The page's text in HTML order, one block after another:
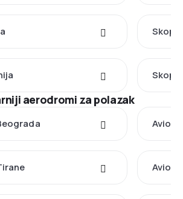
aerodromi za polazak
Avio
Avio